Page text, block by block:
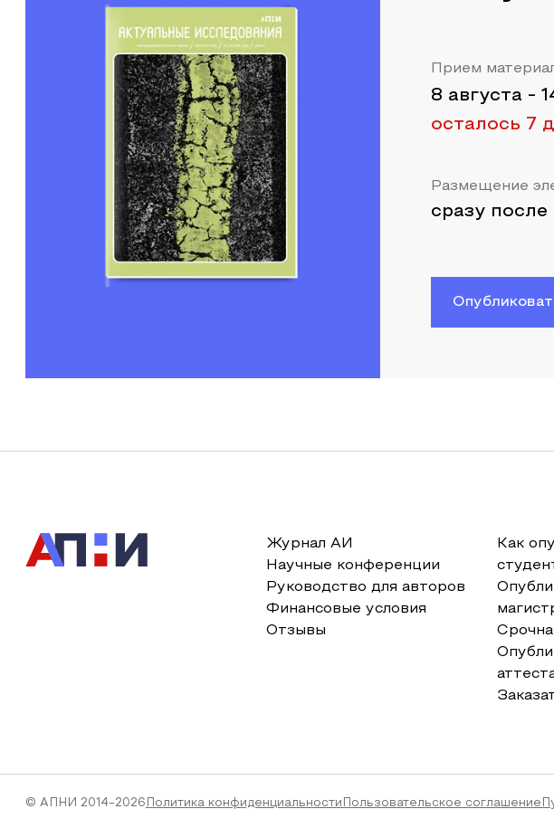
Прием
8 августа -
осталось 7
Размещение
сразу после
Журнал АИ
Научные конференции
Руководство для авторов
Финансовые условия
Отзывы
Как
© АПНИ 2014-2026 Политика конфиденциальности Пользовательское соглашение